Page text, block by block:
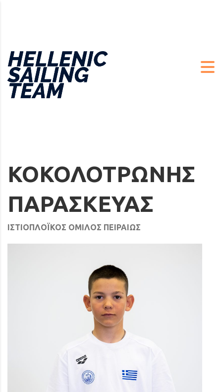
ΚΟΚΟΛΟΤΡΩΝΗΣ
ΠΑΡΑΣΚΕΥΑΣ
ΙΣΤΙΟΠΛΟΪΚΟΣ ΟΜΙΛΟΣ ΠΕΙΡΑΙΩΣ